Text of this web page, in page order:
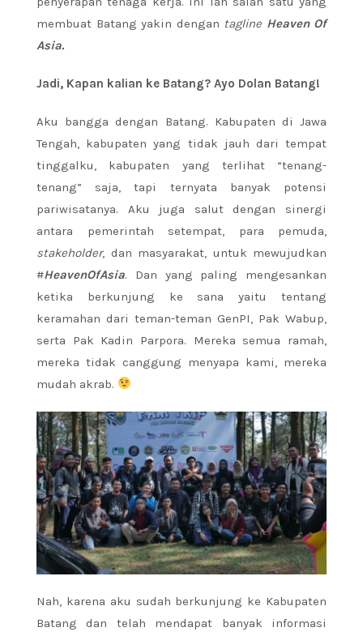
membuat Batang yakin dengan tagline Heaven Of
Asia.
Jadi, Kapan kalian ke Batang? Ayo Dolan Batang!
Aku bangga dengan Batang. Kabupaten di Jawa
Tengah, kabupaten yang tidak jauh dari tempat
tinggalku, kabupaten yang terlihat “tenang-
tenang” saja, tapi ternyata banyak potensi
pariwisatanya. Aku juga salut dengan sinergi
antara pemerintah setempat, para pemuda,
stakeholder, dan masyarakat, untuk mewujudkan
#HeavenOfAsia. Dan yang paling mengesankan
ketika berkunjung ke sana yaitu tentang
keramahan dari teman-teman GenPI, Pak Wabup,
serta Pak Kadin Parpora. Mereka semua ramah,
mereka tidak canggung menyapa kami, mereka
mudah akrab.
Nah, karena aku sudah berkunjung ke Kabupaten
Batang dan telah mendapat banyak informasi